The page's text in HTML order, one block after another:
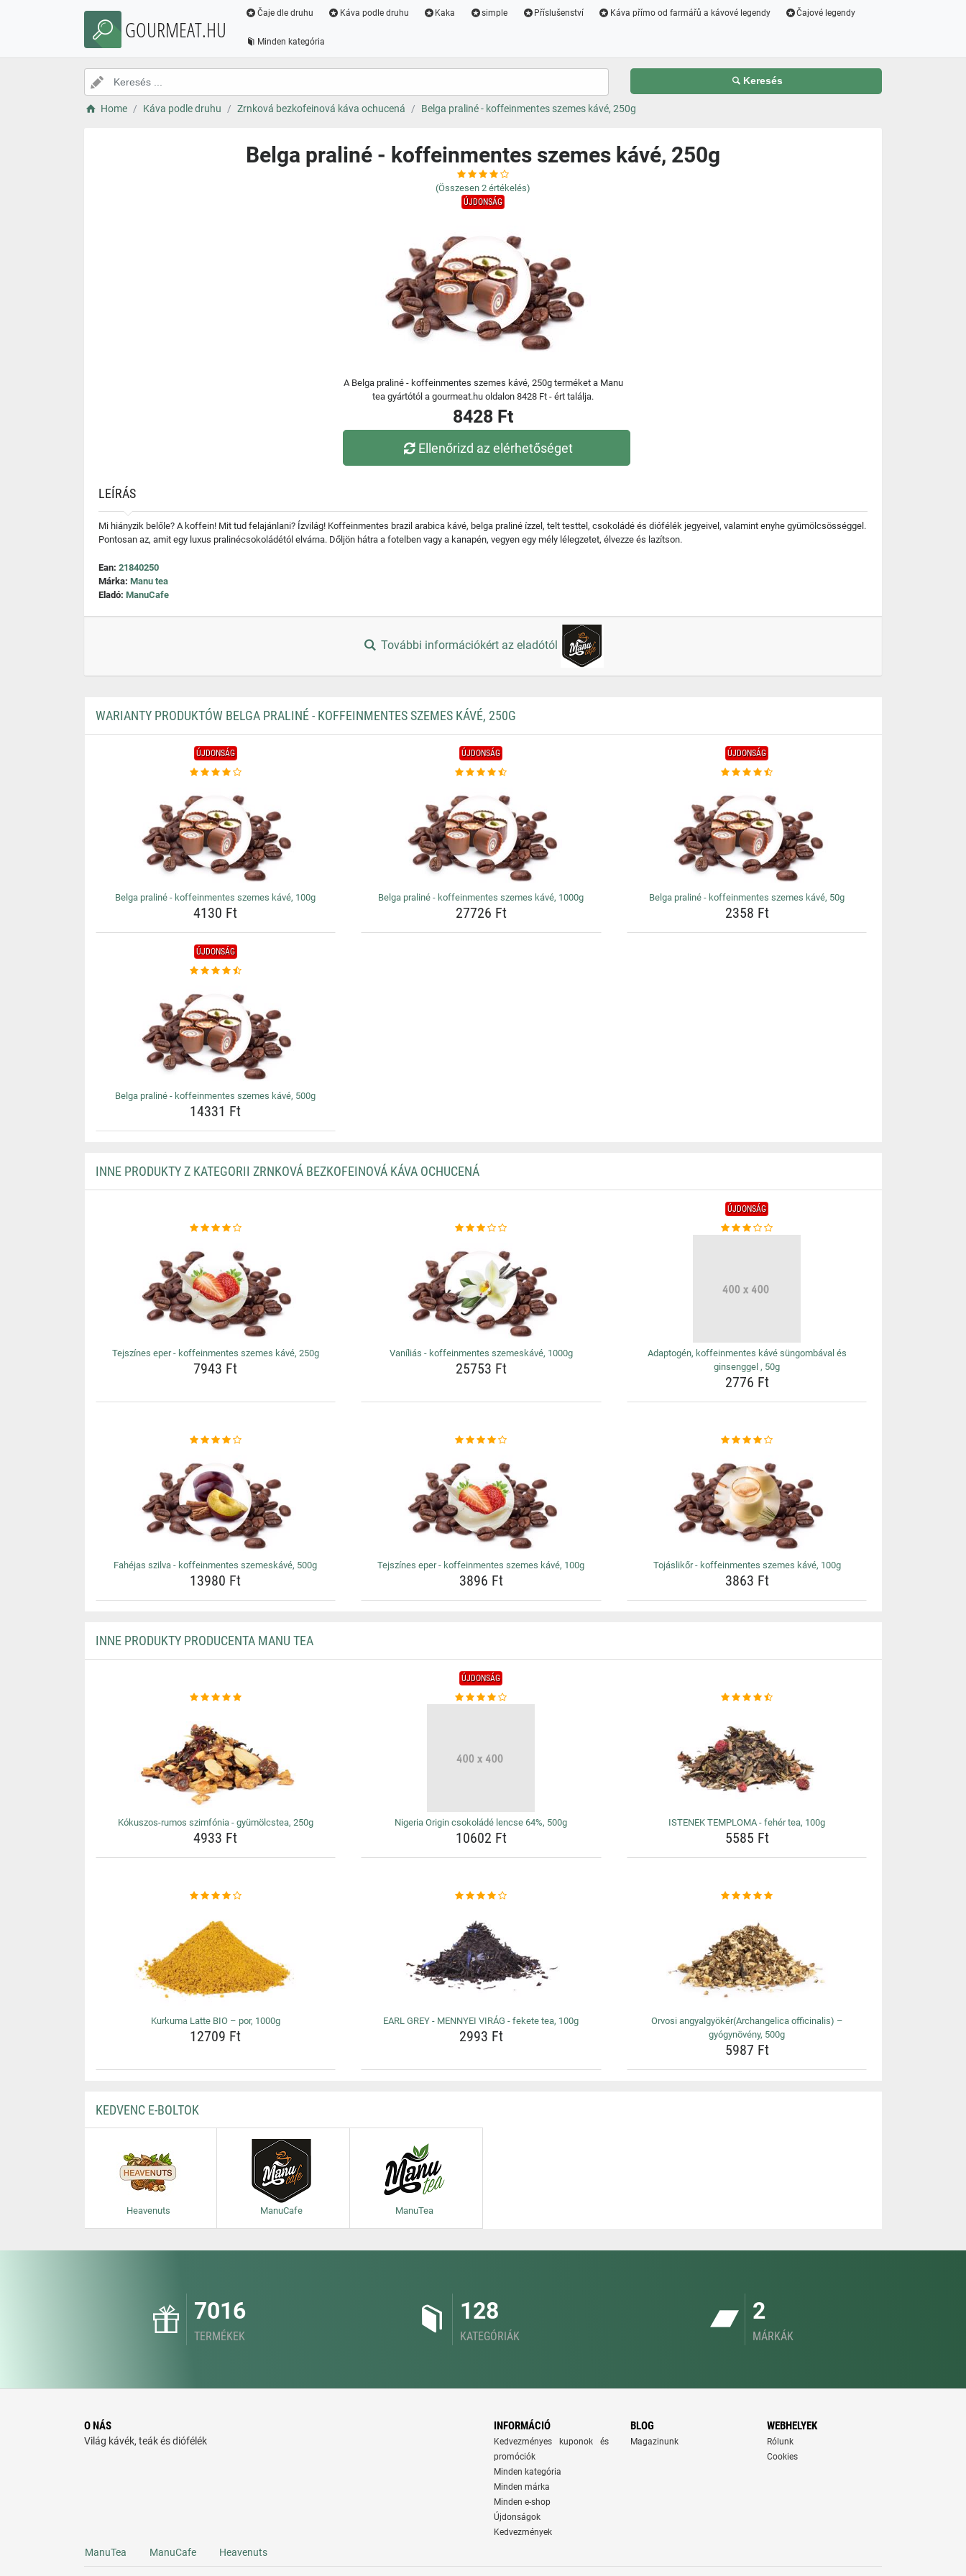
GOURMEAT.HU
Čaje dle druhu Káva podle druhu Kaka simple Příslušenství Káva přímo od farmářů a kávové legendy Čajové legendy
Minden kategória
Keresés
Home Káva podle druhu Zrnková bezkofeinová káva ochucená Belga praliné - koffeinmentes szemes kávé, 250g
Belga praliné - koffeinmentes szemes kávé, 250g
(Összesen 2 értékelés)
ÚJDONSÁG
A Belga praliné - koffeinmentes szemes kávé, 250g terméket a Manu
tea gyártótól a gourmeat.hu oldalon 8428 Ft - ért találja.
8428 Ft
Ellenőrizd az elérhetőséget
LEÍRÁS
Mi hiányzik belőle? A koffein! Mit tud felajánlani? Ízvilág! Koffeinmentes brazil arabica kávé, belga praliné ízzel, telt testtel, csokoládé és diófélék jegyeivel, valamint enyhe gyümölcsösséggel.
Pontosan az, amit egy luxus pralinécsokoládétól elvárna. Dőljön hátra a fotelben vagy a kanapén, vegyen egy mély lélegzetet, élvezze és lazítson.
Ean: 21840250
Márka: Manu tea
Eladó: ManuCafe
További információkért az eladótól
WARIANTY PRODUKTÓW BELGA PRALINÉ - KOFFEINMENTES SZEMES KÁVÉ, 250G
ÚJDONSÁG
Belga praliné - koffeinmentes szemes kávé, 100g
4130 Ft
ÚJDONSÁG
Belga praliné - koffeinmentes szemes kávé, 1000g
27726 Ft
ÚJDONSÁG
Belga praliné - koffeinmentes szemes kávé, 50g
2358 Ft
ÚJDONSÁG
Belga praliné - koffeinmentes szemes kávé, 500g
14331 Ft
INNE PRODUKTY Z KATEGORII ZRNKOVÁ BEZKOFEINOVÁ KÁVA OCHUCENÁ
Tejszínes eper - koffeinmentes szemes kávé, 250g
7943 Ft
Vaníliás - koffeinmentes szemeskávé, 1000g
25753 Ft
ÚJDONSÁG
Adaptogén, koffeinmentes kávé süngombával és
ginsenggel , 50g
2776 Ft
Fahéjas szilva - koffeinmentes szemeskávé, 500g
13980 Ft
Tejszínes eper - koffeinmentes szemes kávé, 100g
3896 Ft
Tojáslikőr - koffeinmentes szemes kávé, 100g
3863 Ft
INNE PRODUKTY PRODUCENTA MANU TEA
Kókuszos-rumos szimfónia - gyümölcstea, 250g
4933 Ft
ÚJDONSÁG
Nigeria Origin csokoládé lencse 64%, 500g
10602 Ft
ISTENEK TEMPLOMA - fehér tea, 100g
5585 Ft
Kurkuma Latte BIO – por, 1000g
12709 Ft
EARL GREY - MENNYEI VIRÁG - fekete tea, 100g
2993 Ft
Orvosi angyalgyökér(Archangelica officinalis) –
gyógynövény, 500g
5987 Ft
KEDVENC E-BOLTOK
Heavenuts ManuCafe ManuTea
7016
TERMÉKEK
128
KATEGÓRIÁK
2
MÁRKÁK
O NÁS
Világ kávék, teák és diófélék
INFORMÁCIÓ
Kedvezményes kuponok és
promóciók
Minden kategória
Minden márka
Minden e-shop
Újdonságok
Kedvezmények
BLOG
Magazinunk
WEBHELYEK
Rólunk
Cookies
ManuTea ManuCafe Heavenuts